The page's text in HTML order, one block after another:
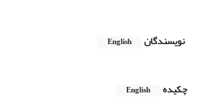
نویسندگان English
چکیده
English